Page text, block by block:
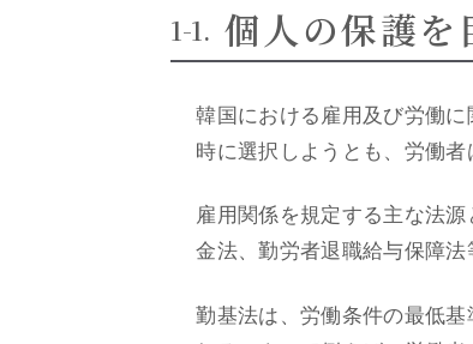
個人の保護を
韓国における雇用及び労働
時に選択しようとも、労働
雇用関係を規定する主な法
金法、勤労者退職給与保障法
勤基法は、労働条件の最低